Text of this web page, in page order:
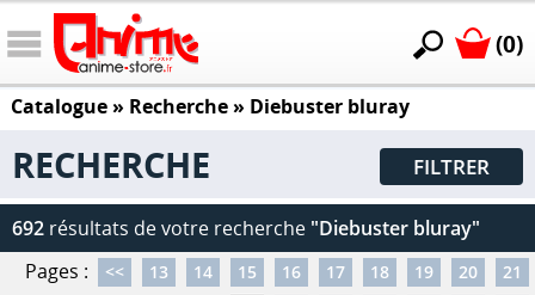
(0)
Catalogue» Recherche » Diebuster bluray
RECHERCHE FILTRER
692 résultats de votre recherche "Diebuster bluray"
Pages :
<< 13 14 15 16 17 18 19 20
21